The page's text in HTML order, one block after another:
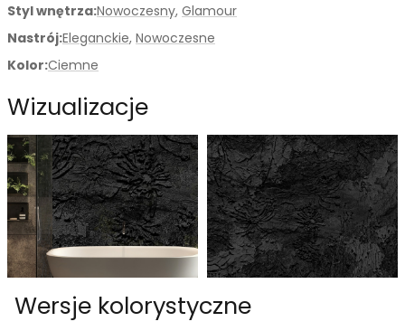
Styl wnętrza:Nowoczesny, Glamour
Nastrój:Eleganckie, Nowoczesne
Kolor:Ciemne
Wizualizacje
Wersje kolorystyczne